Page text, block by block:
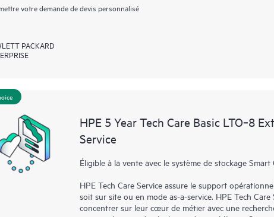
votre demande de devis personnalisé
PACKARD
HPE 5 Year Tech Care Basic LTO‑8
Service
Éligible à la vente avec le système de stockage Smart
HPE Tech Care Service assure le support
soit sur site ou en mode as-a-service. HPE Tech
concentrer sur leur cœur de métier avec une